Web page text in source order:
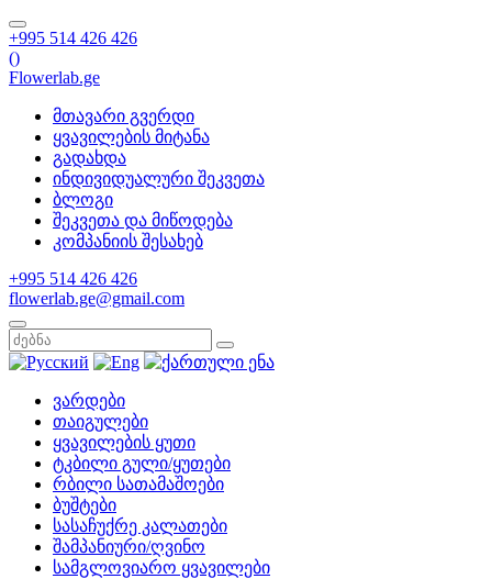
+995 514 426 426
()
Flowerlab.ge
მთავარი გვერდი
ყვავილების მიტანა
გადახდა
ინდივიდუალური შეკვეთა
ბლოგი
შეკვეთა და მიწოდება
კომპანიის შესახებ
+995 514 426 426
flowerlab.ge@gmail.com
ვარდები
თაიგულები
ყვავილების ყუთი
ტკბილი გული/ყუთები
რბილი სათამაშოები
ბუშტები
სასაჩუქრე კალათები
შამპანიური/ღვინო
სამგლოვიარო ყვავილები